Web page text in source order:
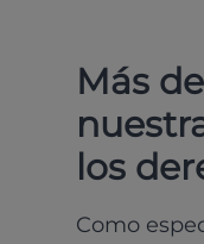
Más
los
Como